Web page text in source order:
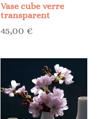
Vase cube verre
transparent
45,00 €